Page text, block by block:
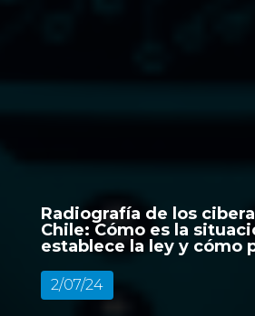
Radiografía de los
Chile: Cómo es la
establece la ley y cómo
2/07/24